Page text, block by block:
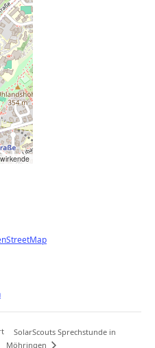
SolarScouts Sprechstunde in
Möhringen